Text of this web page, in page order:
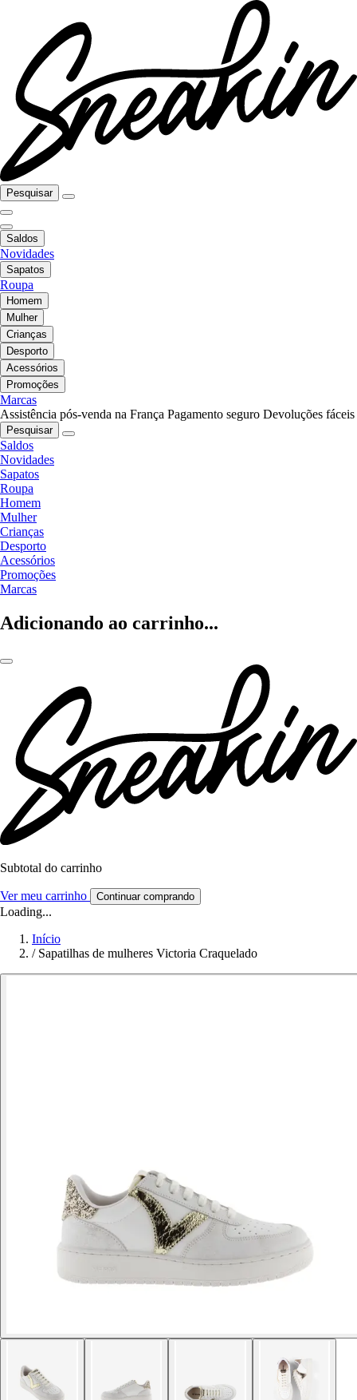
Pesquisar
Saldos
Novidades
Sapatos
Roupa
Homem
Mulher
Crianças
Desporto
Acessórios
Promoções
Marcas
Assistência pós-venda na França Pagamento seguro Devoluções fáceis
Pesquisar
Saldos
Novidades
Sapatos
Roupa
Homem
Mulher
Crianças
Desporto
Acessórios
Promoções
Marcas
Adicionando ao carrinho...
Subtotal do carrinho
Ver meu carrinho Continuar comprando
Loading...
Início
/ Sapatilhas de mulheres Victoria Craquelado